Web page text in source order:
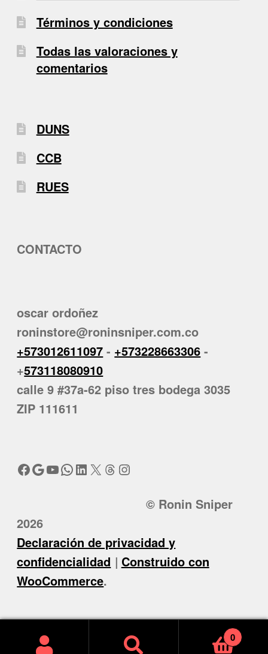
Términos y condiciones
Todas las valoraciones y
comentarios
DUNS
CCB
RUES
CONTACTO
oscar ordoñez
roninstore@roninsniper.com.co
+573012611097 - +573228663306 -
+573118080910
calle 9 #37a-62 piso tres bodega 3035
ZIP 111611
Facebook
Google
YouTube
WhatsApp
LinkedIn
X Threads
Instagram
© Ronin Sniper
2026
Declaración de privacidad y
confidencialidad
Construido con
WooCommerce.
0